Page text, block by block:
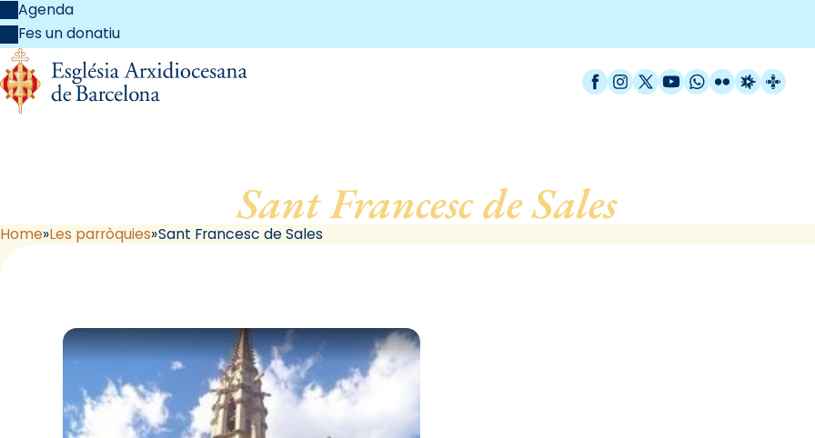
Agenda
Fes un donatiu
Facebook
Instagram
X / Twitter
YouTube
WhatsApp
FlickrRadio
Sant Francesc de Sales, de
Home Les parròquies Sant Francesc de Sales